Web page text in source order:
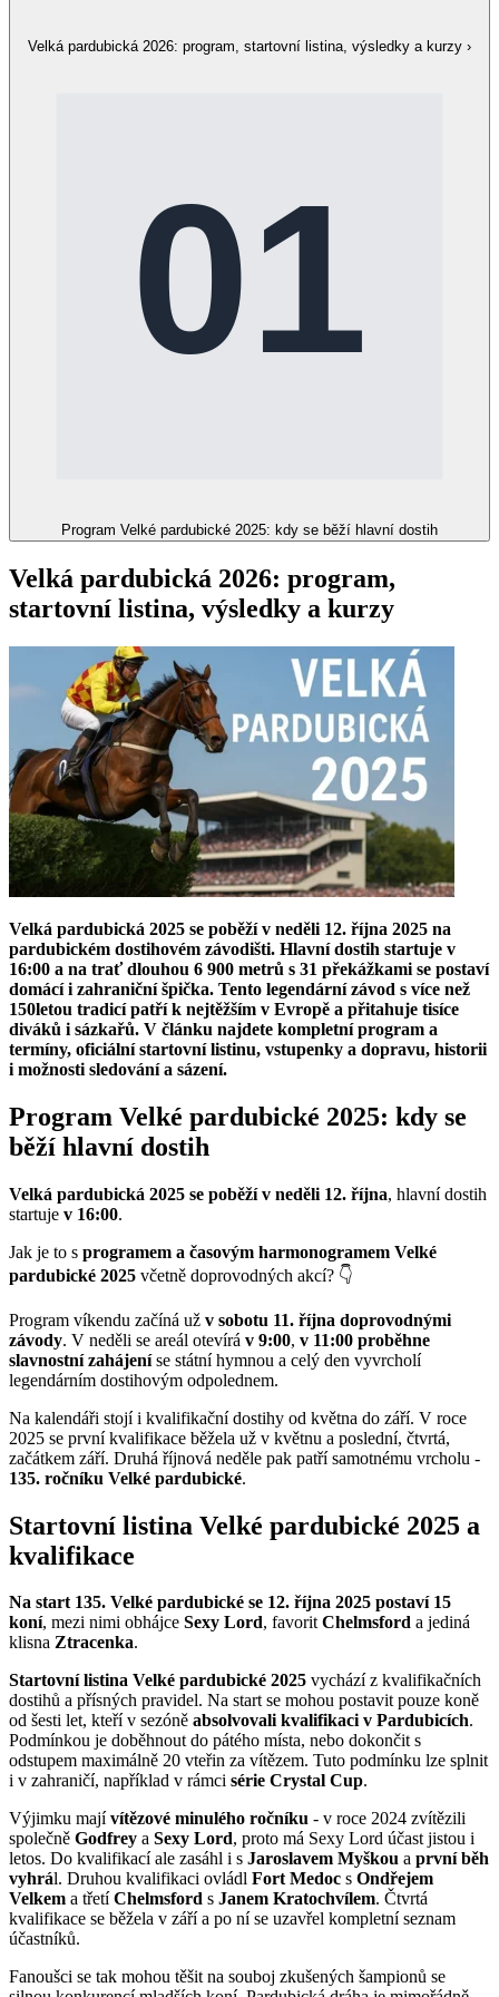
Velká pardubická 2026: program, startovní listina, výsledky a kurzy ›
Program Velké pardubické 2025: kdy se běží hlavní dostih
Velká pardubická 2026: program,
startovní listina, výsledky a kurzy
Velká pardubická 2025 se poběží v neděli 12. října 2025 na
pardubickém dostihovém závodišti. Hlavní dostih startuje v
16:00 a na trať dlouhou 6 900 metrů s 31 překážkami se postaví
domácí i zahraniční špička. Tento legendární závod s více než
150letou tradicí patří k nejtěžším v Evropě a přitahuje tisíce
diváků i sázkařů. V článku najdete kompletní program a
termíny, oficiální startovní listinu, vstupenky a dopravu, historii
i možnosti sledování a sázení.
Program Velké pardubické 2025: kdy se
běží hlavní dostih
Velká pardubická 2025 se poběží v neděli 12. října, hlavní dostih
startuje v 16:00.
Jak je to s programem a časovým harmonogramem Velké
pardubické 2025 včetně doprovodných akcí? 👇
Program víkendu začíná už v sobotu 11. října doprovodnými
závody. V neděli se areál otevírá v 9:00, v 11:00 proběhne
slavnostní zahájeníse státní hymnou a celý den vyvrcholí
legendárním dostihovým odpolednem.
Na kalendáři stojí i kvalifikační dostihy od května do září. V roce
2025 se první kvalifikace běžela už v květnu a poslední, čtvrtá,
začátkem září. Druhá říjnová neděle pak patří samotnému vrcholu -
135. ročníku Velké pardubické.
Startovní listina Velké pardubické 2025 a
kvalifikace
Na start 135. Velké pardubické se 12. října 2025 postaví 15
koní, mezi nimi obhájce Sexy Lord, favoritChelmsford a jediná
klisna Ztracenka.
Startovní listina Velké pardubické 2025 vychází z kvalifikačních
dostihů a přísných pravidel. Na start se mohou postavit pouze koně
od šesti let, kteří v sezóně absolvovali kvalifikaci v Pardubicích.
Podmínkou je doběhnout do pátého místa, nebo dokončit s
odstupem maximálně 20 vteřin za vítězem. Tuto podmínku lze splnit
i v zahraničí, například v rámci série Crystal Cup.
Výjimku majívítězové minulého ročníku - v roce 2024 zvítězili
společně Godfrey a Sexy Lord, proto má Sexy Lord účast jistou i
letos. Do kvalifikací ale zasáhl i s Jaroslavem Myškou a první běh
vyhrál. Druhou kvalifikaci ovládl Fort Medoc s Ondřejem
Velkem a třetíChelmsford s Janem Kratochvílem. Čtvrtá
kvalifikace se běžela v září a po ní se uzavřel kompletní seznam
účastníků.
Fanoušci se tak mohou těšit na souboj zkušených šampionů se